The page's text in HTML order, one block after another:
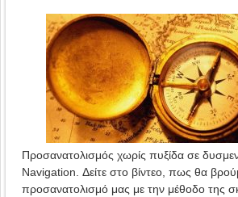
Προσανατολισμός χωρίς πυξίδα σε
Navigation. Δείτε στο βίντεο, πως θα
προσανατολισμό μας με την μέθοδο της